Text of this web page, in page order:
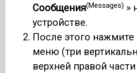
Сообщения(Messages) »
устройстве.
После этого нажмите
меню (три
верхней правой части